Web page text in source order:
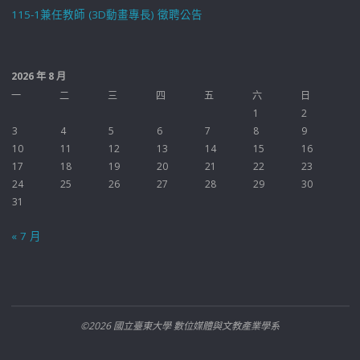
115-1兼任教師 (3D動畫專長) 徵聘公告
2026 年 8 月
一
二 三 四 五 六
日
1
2
3
4 5 6 7 8
9
10
11 12 13 14 15
16
17
18 19 20 21 22
23
24
25 26 27 28 29
30
31
« 7 月
©2026 國立臺東大學 數位媒體與文教產業學系